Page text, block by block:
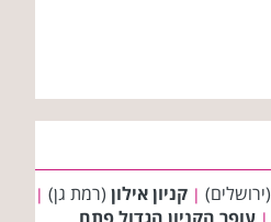
(ירושלים) | קניון אילון (רמת גן) |
| עופר הקניון הגדול פתח